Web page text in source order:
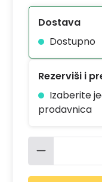
Dostava
Dostupno
Rezerviši i
Izaberite
prodavnica
Količina